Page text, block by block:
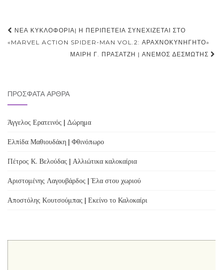
Post
navigation
ΝΈΑ ΚΥΚΛΟΦΟΡΊΑ| Η ΠΕΡΙΠΈΤΕΙΑ ΣΥΝΕΧΊΖΕΤΑΙ ΣΤΟ
«MARVEL ACTION SPIDER-MAN VOL.2: ΑΡΑΧΝΟΚΥΝΗΓΗΤΌ»
ΜΑΊΡΗ Γ. ΠΡΆΣΑΤΖΗ | ΆΝΕΜΟΣ ΔΕΣΜΏΤΗΣ
ΠΡΌΣΦΑΤΑ ΆΡΘΡΑ
Άγγελος Ερατεινός | Δώρημα
Ελπίδα Μαθιουδάκη | Φθινόπωρο
Πέτρος Κ. Βελούδας | Αλλιώτικα καλοκαίρια
Αριστομένης Λαγουβάρδος | Έλα στου χωριού
Αποστόλης Κουτσούμπας | Εκείνο το Καλοκαίρι